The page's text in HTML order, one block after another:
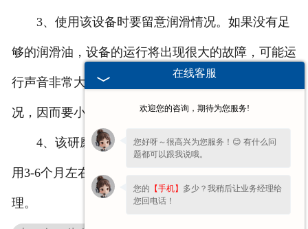
3、使用该设备时要留意润滑情况。如果没有足
够的润滑油，设备的运行将出现很大的故障，可能运
行声音非常大，可能对零件造成损伤，引起磨损情
况，因而要小心。
4、该研磨机的使用也不能忽视冷却水箱，每使
用3-6个月左右要更滑一次润滑油，并对滤网进行清
理。
在线客服
欢迎您的咨询，期待为您服务!
您好呀～很高兴为您服务！😊 有什么问
题都可以跟我说哦。
您的 【手机】 多少？我稍后让业务经理给
您回电话！